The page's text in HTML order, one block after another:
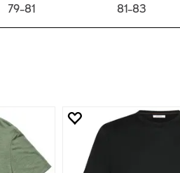
79–81 81–83